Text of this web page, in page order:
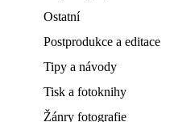
Ostatní
Postprodukce a editace
Tipy a návody
Tisk a fotoknihy
Žánry fotografie